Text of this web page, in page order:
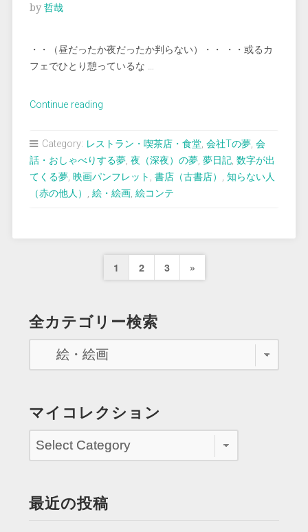
by 哲哉
・・（昼だったか夜だったか判らない）・・ ・・或るカ
フェでひとり憩っているな …
Continue reading“＜
い
つ
ヴ
ェ
に
し
て
も
Category: レストラン・喫茶店・食堂, 会社Tの夢, 会
話・おしゃべりする夢, 夜（深夜）の夢, 夢日記, 数字が出
てくる夢, 映画パンフレット , 書店（古書店） , 知らない人
（赤の他人） , 絵・絵画, 絵コンテ
投
の
ペ
ー
送
り
1 2 3
Next
»
全カテゴリー検索
マイコレクション
最近の投稿